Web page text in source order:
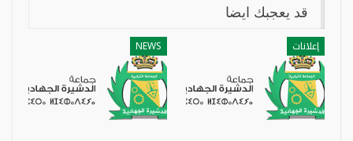
قد يعجبك ايضا
إعلانات NEWS